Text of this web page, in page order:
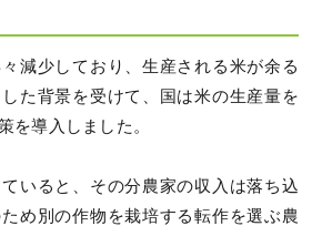
減少しており、生産される米が余る
た背景を受けて、国は米の生産量を
を導入しました。
いると、その分農家の収入は落ち込
め別の作物を栽培する転作を選ぶ農